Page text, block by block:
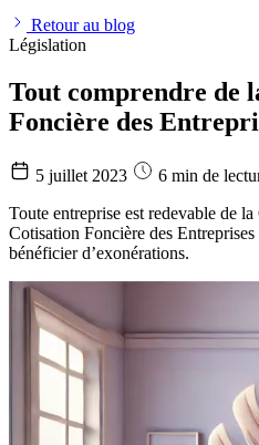
Retour au blog
Législation
Tout comprendre de
Foncière des
5 juillet 2023
6 min de
Toute entreprise est redevable de
Cotisation Foncière des
bénéficier d’exonérations.